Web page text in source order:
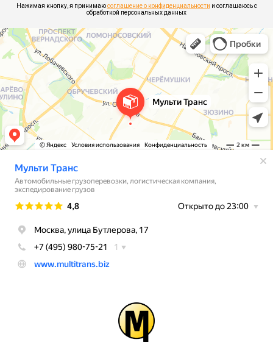
Нажимая кнопку, я принимаюсоглашение о конфиденциальности и соглашаюсь с
обработкой персональных данных